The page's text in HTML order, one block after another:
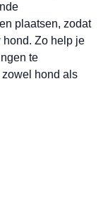
plaatsen, zodat
hond. Zo help je
te
zowel hond als